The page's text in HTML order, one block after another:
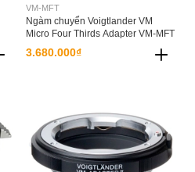
VM-MFT
Ngàm chuyển Voigtlander VM
Micro Four Thirds Adapter VM-MFT
3.680.000₫